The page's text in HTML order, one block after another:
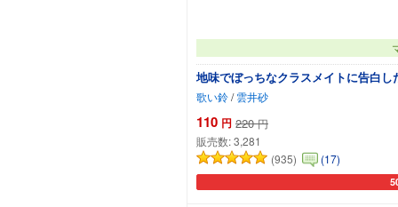
地味でぼっちなクラスメイトに告白
歌い鈴/ 雲井砂
110 円 220 円
販売数:3,281
(935)
(17)
カ